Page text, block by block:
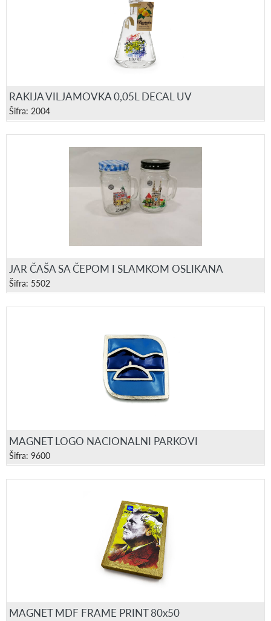
RAKIJA VILJAMOVKA 0,05L DECAL UV
Šifra: 2004
JAR ČAŠA SA ČEPOM I SLAMKOM OSLIKANA
Šifra: 5502
MAGNET LOGO NACIONALNI PARKOVI
Šifra: 9600
MAGNET MDF FRAME PRINT 80x50